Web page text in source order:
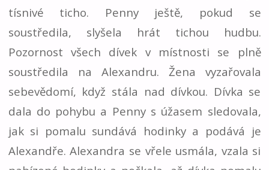
tísnivé ticho. Penny ještě, pokud se
soustředila, slyšela hrát tichou hudbu.
Pozornost všech dívek v místnosti se plně
soustředila na Alexandru. Žena vyzařovala
sebevědomí, když stála nad dívkou. Dívka se
dala do pohybu a Penny s úžasem sledovala,
jak si pomalu sundává hodinky a podává je
Alexandře. Alexandra se vřele usmála, vzala si